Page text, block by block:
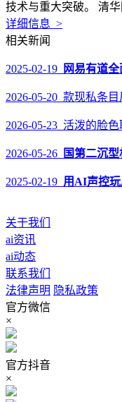
技术与重大突破。 清
详细信息 >
相关新闻
2025-02-19 网易有道
2026-05-20 款现私条
2026-05-23 活泼的脸
2026-05-26 国第二沉
2025-02-19 用AI声控
关于我们
ai资讯
ai动态
联系我们
法律声明 隐私政策
官方微信
×
官方抖音
×